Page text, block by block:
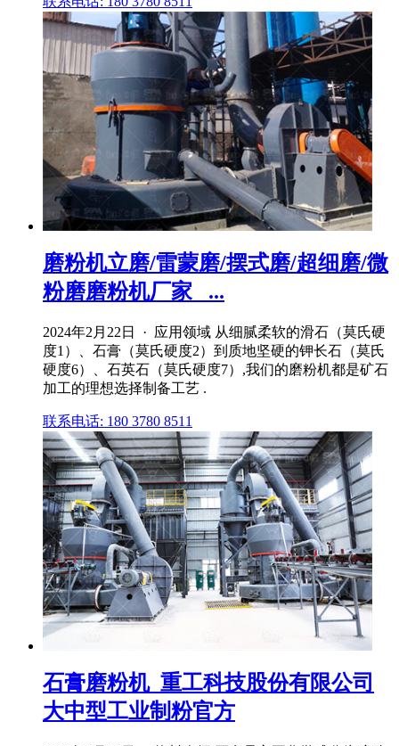
磨粉机立磨/雷蒙磨/摆式磨/超细磨/微
粉磨磨粉机厂家_ ...
2024年2月22日 · 应用领域 从细腻柔软的滑石（莫氏硬
度1）、石膏（莫氏硬度2）到质地坚硬的钾长石（莫氏
硬度6）、石英石（莫氏硬度7）,我们的磨粉机都是矿石
加工的理想选择制备工艺 .
联系电话: 180 3780 8511
石膏磨粉机_重工科技股份有限公司
大中型工业制粉官方